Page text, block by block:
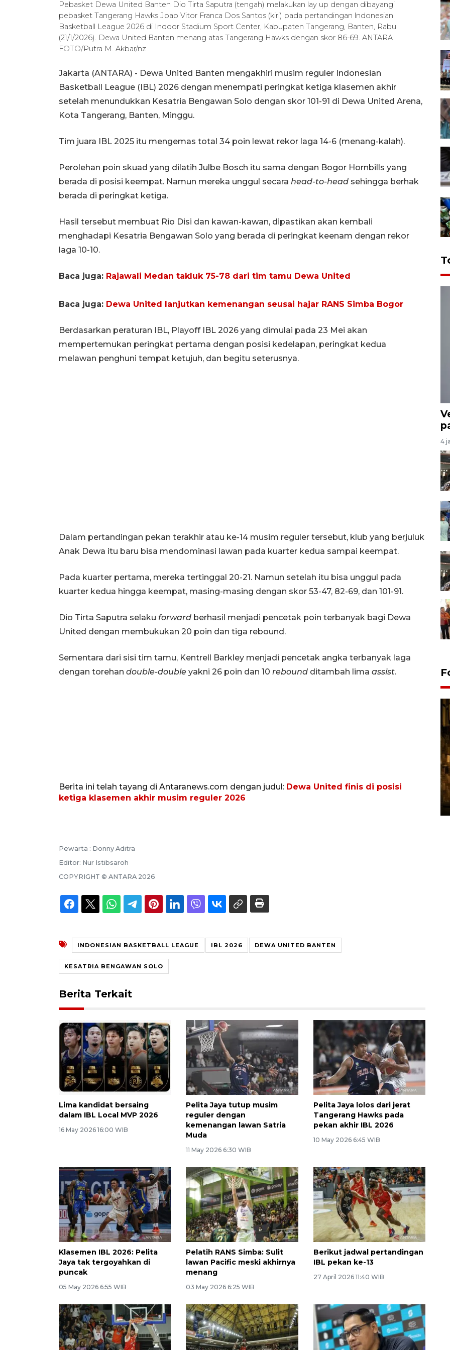
Pebasket Dewa United Banten Dio Tirta Saputra (tengah) melakukan lay up dengan dibayangi
pebasket Tangerang Hawks Joao Vitor Franca Dos Santos (kiri) pada pertandingan lndonesian
Basketball League 2026 di Indoor Stadium Sport Center, Kabupaten Tangerang, Banten, Rabu
(21/1/2026). Dewa United Banten menang atas Tangerang Hawks dengan skor 86-69. ANTARA
FOTO/Putra M. Akbar/nz
Jakarta (ANTARA) - Dewa United Banten mengakhiri musim reguler Indonesian
Basketball League (IBL) 2026 dengan menempati peringkat ketiga klasemen akhir
setelah menundukkan Kesatria Bengawan Solo dengan skor 101-91 di Dewa United Arena,
Kota Tangerang, Banten, Minggu.
Tim juara IBL 2025 itu mengemas total 34 poin lewat rekor laga 14-6 (menang-kalah).
Perolehan poin skuad yang dilatih Julbe Bosch itu sama dengan Bogor Hornbills yang
berada di posisi keempat. Namun mereka unggul secara head-to-head sehingga berhak
berada di peringkat ketiga.
Hasil tersebut membuat Rio Disi dan kawan-kawan, dipastikan akan kembali
menghadapi Kesatria Bengawan Solo yang berada di peringkat keenam dengan rekor
laga 10-10.
Baca juga: Rajawali Medan takluk 75-78 dari tim tamu Dewa United
Baca juga: Dewa United lanjutkan kemenangan seusai hajar RANS Simba Bogor
Berdasarkan peraturan IBL, Playoff IBL 2026 yang dimulai pada 23 Mei akan
mempertemukan peringkat pertama dengan posisi kedelapan, peringkat kedua
melawan penghuni tempat ketujuh, dan begitu seterusnya.
Dalam pertandingan pekan terakhir atau ke-14 musim reguler tersebut, klub yang berjuluk
Anak Dewa itu baru bisa mendominasi lawan pada kuarter kedua sampai keempat.
Pada kuarter pertama, mereka tertinggal 20-21. Namun setelah itu bisa unggul pada
kuarter kedua hingga keempat, masing-masing dengan skor 53-47, 82-69, dan 101-91.
Dio Tirta Saputra selaku forward berhasil menjadi pencetak poin terbanyak bagi Dewa
United dengan membukukan 20 poin dan tiga rebound.
Sementara dari sisi tim tamu, Kentrell Barkley menjadi pencetak angka terbanyak laga
dengan torehan double-double yakni 26 poin dan 10 rebound ditambah lima assist.
Berita ini telah tayang di Antaranews.com dengan judul: Dewa United finis di posisi
ketiga klasemen akhir musim reguler 2026
Pewarta : Donny Aditra
Editor: Nur Istibsaroh
COPYRIGHT © ANTARA 2026
INDONESIAN BASKETBALL LEAGUE IBL 2026 DEWA UNITED BANTEN
KESATRIA BENGAWAN SOLO
Berita Terkait
Lima kandidat bersaing
dalam IBL Local MVP 2026
16 May 2026 16:00 WIB
Pelita Jaya tutup musim
reguler dengan
kemenangan lawan Satria
Muda
11 May 2026 6:30 WIB
Pelita Jaya lolos dari jerat
Tangerang Hawks pada
pekan akhir IBL 2026
10 May 2026 6:45 WIB
Klasemen IBL 2026: Pelita
Jaya tak tergoyahkan di
puncak
05 May 2026 6:55 WIB
Pelatih RANS Simba: Sulit
lawan Pacific meski akhirnya
menang
03 May 2026 6:25 WIB
Berikut jadwal pertandingan
IBL pekan ke-13
27 April 2026 11:40 WIB
4
melimpah picu deflasi DIY